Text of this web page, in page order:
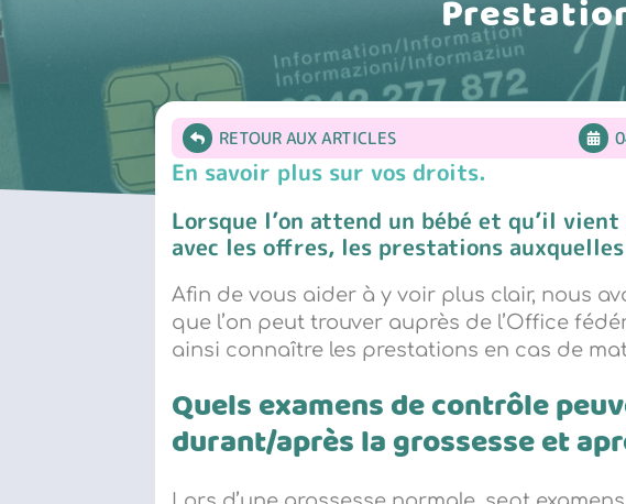
RETOUR AUX ARTICLES
En savoir plus sur vos droits.
Lorsque l’on attend un bébé et qu’il
avec les offres, les prestations
Afin de vous aider à y voir plus clair, nous
que l’on peut trouver auprès de l’Office
ainsi connaître les prestations en cas de
Quels examens de contrôle
durant/après la grossesse et